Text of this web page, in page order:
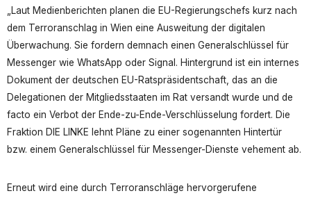
„Laut Medienberichten planen die EU-Regierungschefs kurz nach
dem Terroranschlag in Wien eine Ausweitung der digitalen
Überwachung. Sie fordern demnach einen Generalschlüssel für
Messenger wie WhatsApp oder Signal. Hintergrund ist ein internes
Dokument der deutschen EU-Ratspräsidentschaft, das an die
Delegationen der Mitgliedsstaaten im Rat versandt wurde und de
facto ein Verbot der Ende-zu-Ende-Verschlüsselung fordert. Die
Fraktion DIE LINKE lehnt Pläne zu einer sogenannten Hintertür
bzw. einem Generalschlüssel für Messenger-Dienste vehement ab.
Erneut wird eine durch Terroranschläge hervorgerufene